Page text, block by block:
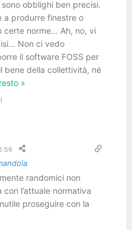
obblighi ben precisi.
a produrre finestre o
certe norme… Ah, no, vi
Non ci vedo
il software FOSS per
bene della collettività, né
»
randomici non
l’attuale normativa
proseguire con la